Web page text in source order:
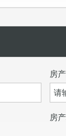
房
房